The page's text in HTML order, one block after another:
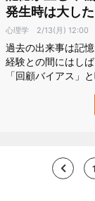
発生時は大し
心理学 2/13(月) 12:00
過去の出来事は記
経験との間にはし
「回顧バイアス」
ムは、この回顧バ
人間心理に及ぼし
1